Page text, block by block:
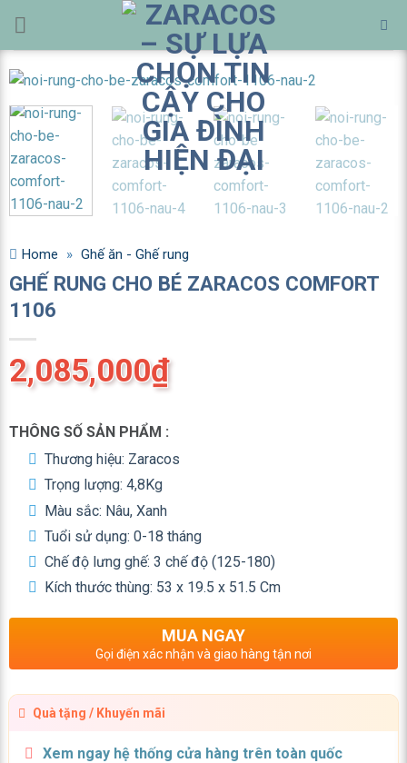
qua
nội
dung
Home » Ghế ăn - Ghế rung
GHẾ RUNG CHO BÉ ZARACOS COMFORT
1106
2,085,000₫
THÔNG SỐ SẢN PHẨM :
Thương hiệu: Zaracos
Trọng lượng: 4,8Kg
Màu sắc: Nâu, Xanh
Tuổi sử dụng: 0-18 tháng
Chế độ lưng ghế: 3 chế độ (125-180)
Kích thước thùng: 53 x 19.5 x 51.5 Cm
MUA NGAY
Gọi điện xác nhận và giao hàng tận nơi
Quà tặng / Khuyến mãi
Xem ngay hệ thống cửa hàng trên toàn quốc